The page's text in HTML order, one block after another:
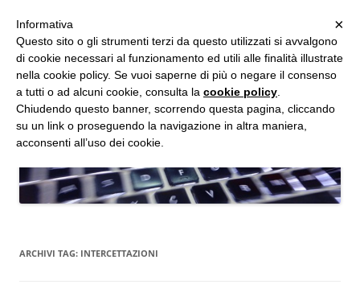
Vai
al
contenuto
Studio d'Informatica Forense
Perizie Informatiche Forensi, CTP e CTU in Processi Civili e Penali
ARCHIVI TAG: INTERCETTAZIONI
MENU ×
Informativa
Questo sito o gli strumenti terzi da questo utilizzati si avvalgono
di cookie necessari al funzionamento ed utili alle finalità illustrate
nella cookie policy. Se vuoi saperne di più o negare il consenso
a tutti o ad alcuni cookie, consulta la cookie policy
Chiudendo questo banner, scorrendo questa pagina, cliccando
su un link o proseguendo la navigazione in altra maniera,
acconsenti all’uso dei cookie.